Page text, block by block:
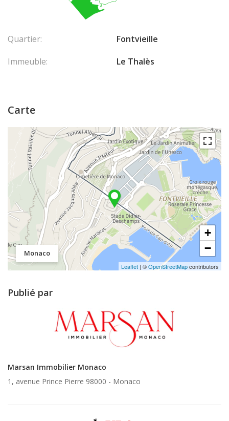
Quartier:
Fontvieille
Immeuble:
Le Thalès
Carte
Monaco
+
−
Leaflet | ©OpenStreetMapcontributors
Publié par
Marsan Immobilier Monaco
1, avenue Prince Pierre 98000 - Monaco